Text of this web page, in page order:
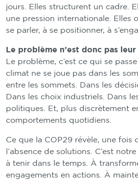
jours. Elles structurent un cadre.
une pression internationale. Elles
se parler, à se positionner, à
Le problème n’est donc pas
Le problème, c’est ce qui se
climat ne se joue pas dans les
entre les sommets. Dans les
Dans les choix industriels. Dans
politiques. Et, plus discrètement
comportements quotidiens.
Ce que la COP29 révèle, une fois
l’absence de solutions. C’est
à tenir dans le temps. À
engagements en actions. À